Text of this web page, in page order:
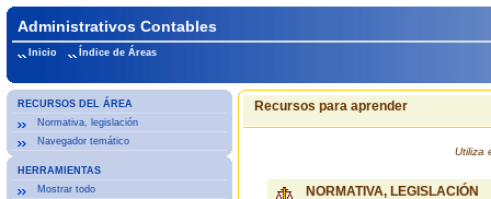
Administrativos Contables
Inicio Índice de Áreas
RECURSOS DEL ÁREA
Normativa, legislación
Navegador temático
HERRAMIENTAS
Mostrar todo
Recursos para aprender
Utiliza
NORMATIVA, LEGISLACIÓN